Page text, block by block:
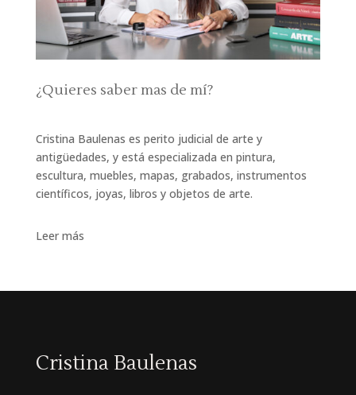
¿Quieres saber mas de mí?
Cristina Baulenas es perito judicial de arte y
antigüedades, y está especializada en pintura,
escultura, muebles, mapas, grabados, instrumentos
científicos, joyas, libros y objetos de arte.
Leer más
Cristina Baulenas